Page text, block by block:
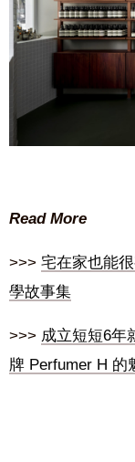
Read More
>>> 宅在家也能
學故事集
>>> 成立短短6年
牌 Perfumer H 的